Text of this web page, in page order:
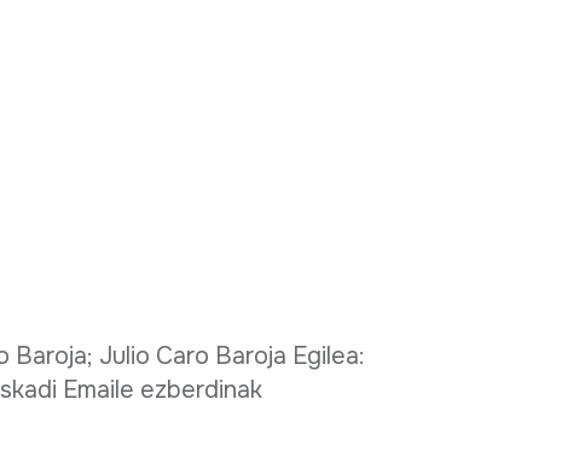
Julio Caro Baroja Egilea:
Emaile ezberdinak